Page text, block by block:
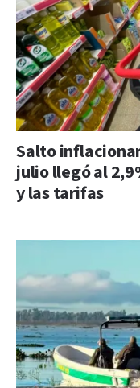
Salto
julio llegó al
y las tarifas